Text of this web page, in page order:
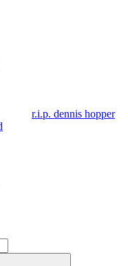
r.i.p. dennis hopper